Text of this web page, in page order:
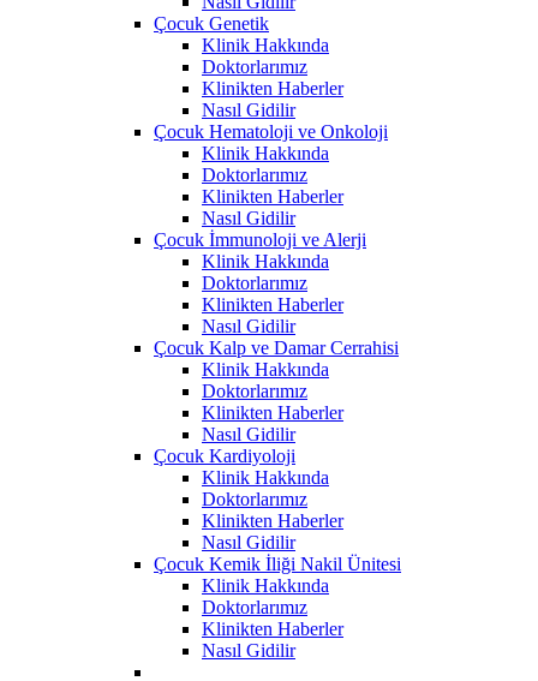
Çocuk Genetik
Klinik Hakkında
Doktorlarımız
Klinikten Haberler
Nasıl Gidilir
Çocuk Hematoloji ve Onkoloji
Klinik Hakkında
Doktorlarımız
Klinikten Haberler
Nasıl Gidilir
Çocuk İmmunoloji ve Alerji
Klinik Hakkında
Doktorlarımız
Klinikten Haberler
Nasıl Gidilir
Çocuk Kalp ve Damar Cerrahisi
Klinik Hakkında
Doktorlarımız
Klinikten Haberler
Nasıl Gidilir
Çocuk Kardiyoloji
Klinik Hakkında
Doktorlarımız
Klinikten Haberler
Nasıl Gidilir
Çocuk Kemik İliği Nakil Ünitesi
Klinik Hakkında
Doktorlarımız
Klinikten Haberler
Nasıl Gidilir